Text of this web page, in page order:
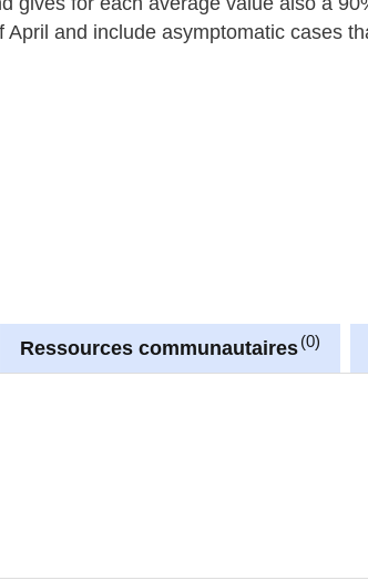
and include asymptomatic cases
Ressources communautaires 0